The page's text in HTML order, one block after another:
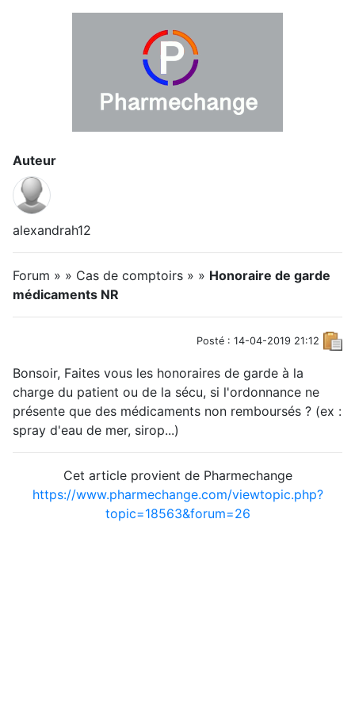
Auteur
alexandrah12
Forum » » Cas de comptoirs » » Honoraire de garde
médicaments NR
Posté : 14-04-2019 21:12
Bonsoir, Faites vous les honoraires de garde à la
charge du patient ou de la sécu, si l'ordonnance ne
présente que des médicaments non remboursés ? (ex :
spray d'eau de mer, sirop...)
Cet article provient de Pharmechange
https://www.pharmechange.com/viewtopic.php?
topic=18563&forum=26